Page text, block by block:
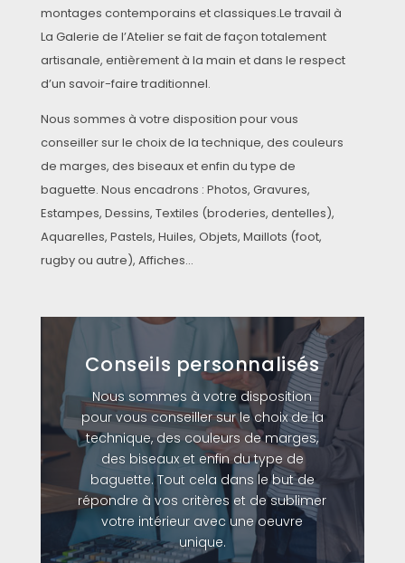
montages contemporains et classiques.Le travail à
La Galerie de l’Atelier se fait de façon totalement
artisanale, entièrement à la main et dans le respect
d’un savoir-faire traditionnel.
Nous sommes à votre disposition pour vous
conseiller sur le choix de la technique, des couleurs
de marges, des biseaux et enfin du type de
baguette. Nous encadrons : Photos, Gravures,
Estampes, Dessins, Textiles (broderies, dentelles),
Aquarelles, Pastels, Huiles, Objets, Maillots (foot,
rugby ou autre), Affiches…
Conseils personnalisés
Nous sommes à votre disposition
pour vous conseiller sur le choix de la
technique, des couleurs de marges,
des biseaux et enfin du type de
baguette. Tout cela dans le but de
répondre à vos critères et de sublimer
votre intérieur avec une oeuvre
unique.